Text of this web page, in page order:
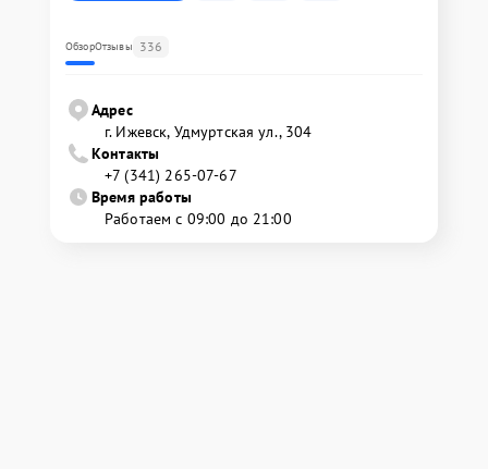
ОбзорОтзывы 336
Адрес
г. Ижевск, Удмуртская ул., 304
Контакты
+7 (341) 265-07-67
Время работы
Работаем с 09:00 до 21:00